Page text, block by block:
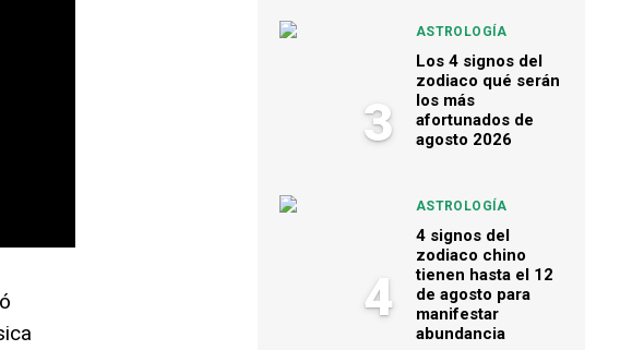
3
ASTROLOGÍA
Los 4 signos del
zodiaco qué serán
los más
afortunados de
agosto 2026
4
ASTROLOGÍA
4 signos del
zodiaco chino
tienen hasta el 12
de agosto para
manifestar
abundancia